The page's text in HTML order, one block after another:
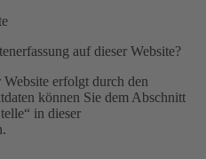
auf dieser Website?
erfolgt durch den
können Sie dem Abschnitt
in dieser